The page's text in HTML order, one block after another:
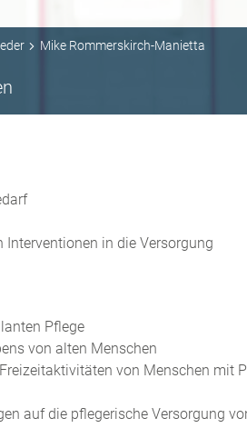
Mike Rommerskirch-Manietta
in die Versorgung
Pflege
von alten Menschen
von Menschen mit
auf die pflegerische Versorgung